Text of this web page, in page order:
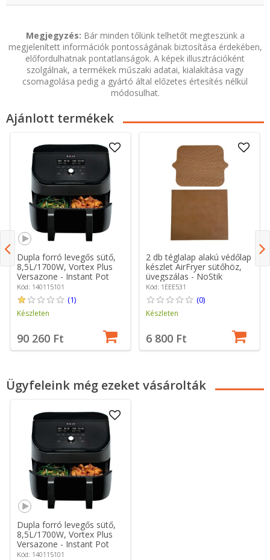
Megjegyzés: Bár minden tőlünk telhetőt megteszünk a
megjelenített információk pontosságának biztosítása érdekében,
előfordulhatnak pontatlanságok. A képek illusztrációként
szolgálnak, a termékek műszaki adatai, kialakítása vagy
csomagolása pedig a gyártó által előzetes értesítés nélkül
módosulhat.
Ajánlott termékek
Dupla forró levegős sütő,
8,5L/1700W, Vortex Plus
Versazone - Instant Pot
Kód: 140115101
(1)
Készleten
90 260 Ft
2 db téglalap alakú védőlap
készlet AirFryer sütőhöz,
üvegszálas - NoStik
Kód: 1EEE531
(0)
Készleten
6 800 Ft
Ügyfeleink még ezeket vásárolták
Dupla forró levegős sütő,
8,5L/1700W, Vortex Plus
Versazone - Instant Pot
Kód: 140115101